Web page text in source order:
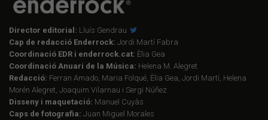
Director editorial: Lluís Gendrau
Cap de redacció Enderrock: Jordi Martí Fabra
Coordinació EDR i enderrock.cat: Èlia Gea
Coordinació Anuari de la Música: Helena M. Alegret
Redacció: Ferran Amado, Maria Folqué, Èlia Gea, Jordi Martí, Helena
Morén Alegret, Joaquim Vilarnau i Sergi Núñez
Disseny i maquetació: Manuel Cuyàs
Caps de fotografia: Juan Miguel Morales